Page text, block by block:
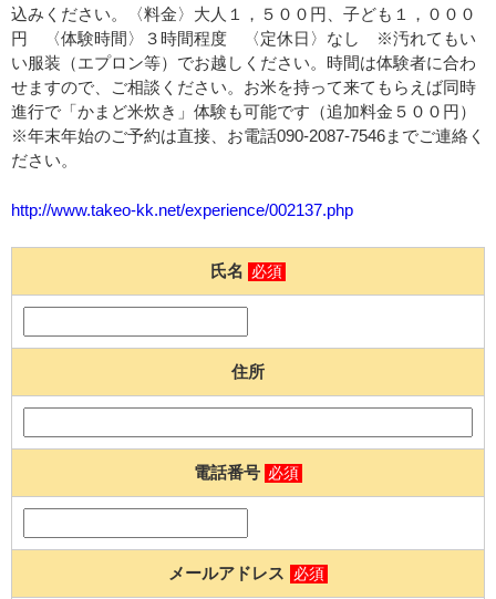
込みください。〈料金〉大人１，５００円、子ども１，０００
円 〈体験時間〉３時間程度 〈定休日〉なし ※汚れてもい
い服装（エプロン等）でお越しください。時間は体験者に合わ
せますので、ご相談ください。お米を持って来てもらえば同時
進行で「かまど米炊き」体験も可能です（追加料金５００円）
※年末年始のご予約は直接、お電話090-2087-7546までご連絡く
ださい。
http://www.takeo-kk.net/experience/002137.php
氏名 必須
住所
電話番号 必須
メールアドレス 必須